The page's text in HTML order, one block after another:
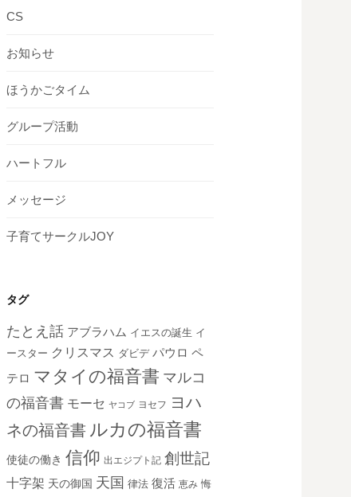
CS
お知らせ
ほうかごタイム
グループ活動
ハートフル
メッセージ
子育てサークルJOY
タグ
たとえ話 アブラハム イエスの誕生 イ
ースター クリスマス ダビデ パウロ ペ
テロ マタイの福音書 マルコ
の福音書 モーセ ヤコブ ヨセフ ヨハ
ネの福音書 ルカの福音書
使徒の働き 信仰 出エジプト記 創世記
十字架 天の御国 天国 律法 復活 恵み 悔